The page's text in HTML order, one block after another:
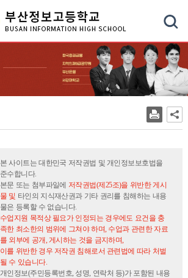
본 사이트는 대한민국 저작권법 및 개인정보보호법을
준수합니다.
본문 또는 첨부파일에 저작권법(제25조)을 위반한 게시
물 및 타인의 지식재산권과 기타 권리를 침해하는 내용
물은 등록할 수 없습니다.
수업지원 목적상 필요가 인정되는 경우에도 요건을 충
족한 최소한의 범위에 그쳐야 하며, 수업과 관련한 자료
를 외부에 공개, 게시하는 것을 금지하며,
이를 위반한 경우 저작권 침해로서 관련법에 따라 처벌
될 수 있습니다.
개인정보(주민등록번호, 성명, 연락처 등)가 포함된 내용